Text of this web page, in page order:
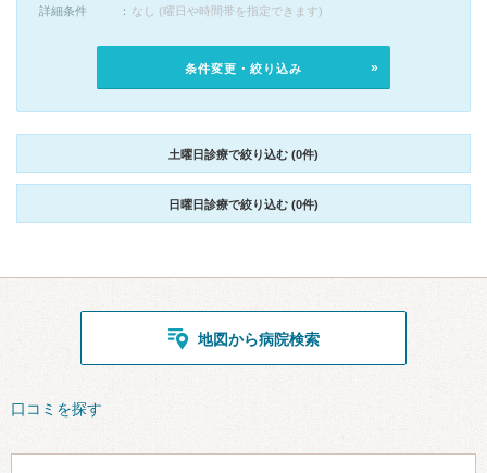
詳細条件
なし (曜日や時間帯を指定できます)
条件変更・絞り込み
土曜日診療で絞り込む (0件)
日曜日診療で絞り込む (0件)
地図から病院検索
口コミを探す